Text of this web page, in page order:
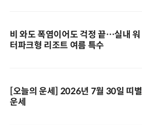
비 와도 폭염이어도 걱정 끝…실내 워
터파크형 리조트 여름 특수
[오늘의 운세] 2026년 7월 30일 띠별
운세